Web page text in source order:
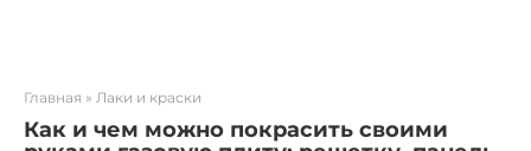
Главная » Лаки и краски
Как и чем можно покрасить своими